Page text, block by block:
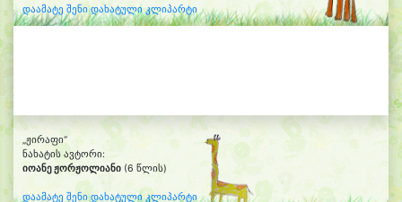
დაამატე შენი დახატული კლიპარტი
„ჟირაფი“
ნახატის ავტორი:
იოანე ჟორჟოლიანი (6 წლის)
დაამატე შენი დახატული კლიპარტი